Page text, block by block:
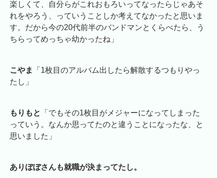
楽しくて、自分らがこれおもろいってなったらじゃあそ
れをやろう、っていうことしか考えてなかったと思いま
す。だから今の20代前半のバンドマンとくらべたら、う
ちらってめっちゃ幼かったね」
こやま
「1枚目のアルバム出したら解散するつもりやっ
たし」
もりもと
「でもその1枚目がメジャーになってしまった
っていう。なんか思ってたのと違うことになったな、と
思いました」
ありぼぼさんも就職が決まってたし。